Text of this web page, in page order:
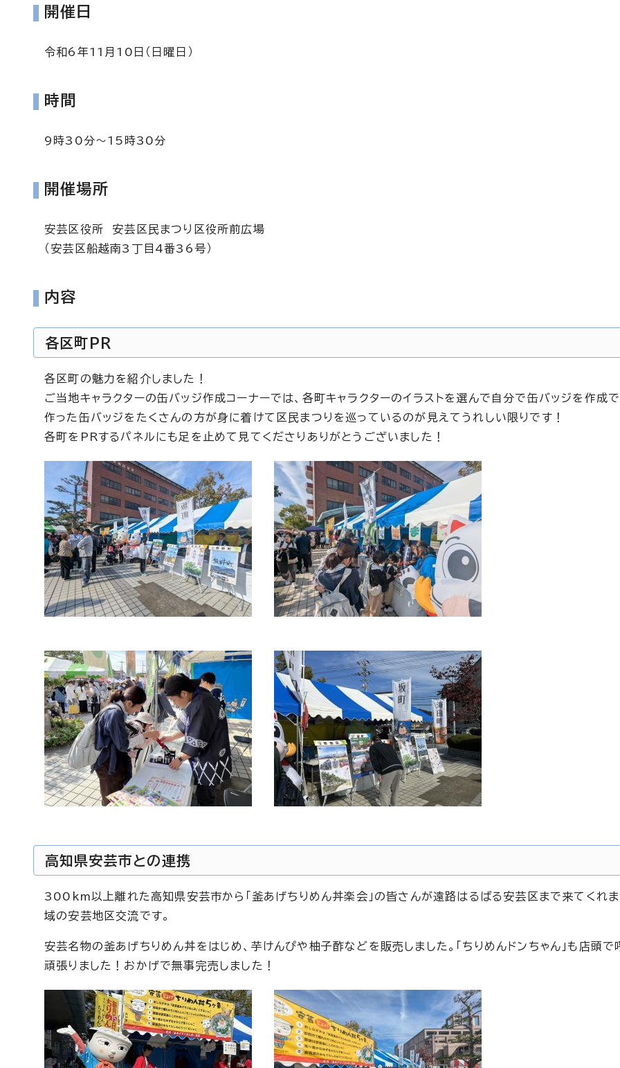
開催日
令和6年11月10日（日曜日）
時間
9時30分～15時30分
開催場所
安芸区役所 安芸区民まつり区役所前広場
（安芸区船越南3丁目4番36号）
内容
各区町PR
各区町の魅力を紹介しました！
ご当地キャラクターの缶バッジ作成コーナーでは、各町キャラクターのイラストを選んで自分で缶バッジを作成で
作った缶バッジをたくさんの方が身に着けて区民まつりを巡っているのが見えてうれしい限りです！
各町をPRするパネルにも足を止めて見てくださりありがとうございました！
高知県安芸市との連携
300km以上離れた高知県安芸市から「釜あげちりめん丼楽会」の皆さんが遠路はるばる安芸区まで来てくれ
域の安芸地区交流です。
安芸名物の釜あげちりめん丼をはじめ、芋けんぴや柚子酢などを販売しました。「ちりめんドンちゃん」も店頭で
頑張りました！おかげで無事完売しました！